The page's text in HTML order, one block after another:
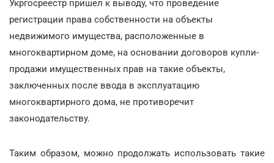
Укргосреестр пришел к выводу, что проведение
регистрации права собственности на объекты
недвижимого имущества, расположенные в
многоквартирном доме, на основании договоров купли-
продажи имущественных прав на такие объекты,
заключенных после ввода в эксплуатацию
многоквартирного дома, не противоречит
законодательству.
Таким образом, можно продолжать использовать такие